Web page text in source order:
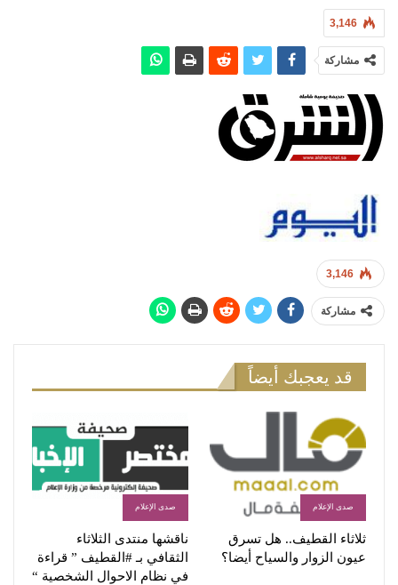
3,146
مشاركة
3,146
مشاركة
قد يعجبك أيضاً
صدى الإعلام
ثلاثاء القطيف.. هل تسرق
عيون الزوار والسياح أيضا؟
صدى الإعلام
ناقشها منتدى الثلاثاء
الثقافي بـ #القطيف ” قراءة
في نظام الاحوال الشخصية “